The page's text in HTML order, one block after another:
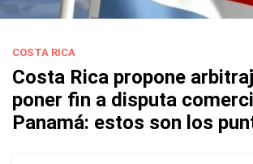
COSTA RICA
Costa Rica propone
poner fin a disputa
Panamá: estos son los